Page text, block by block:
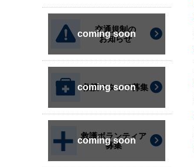
交通規制の
お知らせ
救護スタッフ募集
救護ボランティア
募集